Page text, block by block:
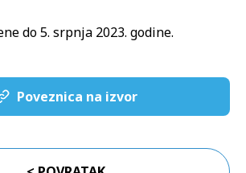
do 5. srpnja 2023. godine.
Poveznica na izvor